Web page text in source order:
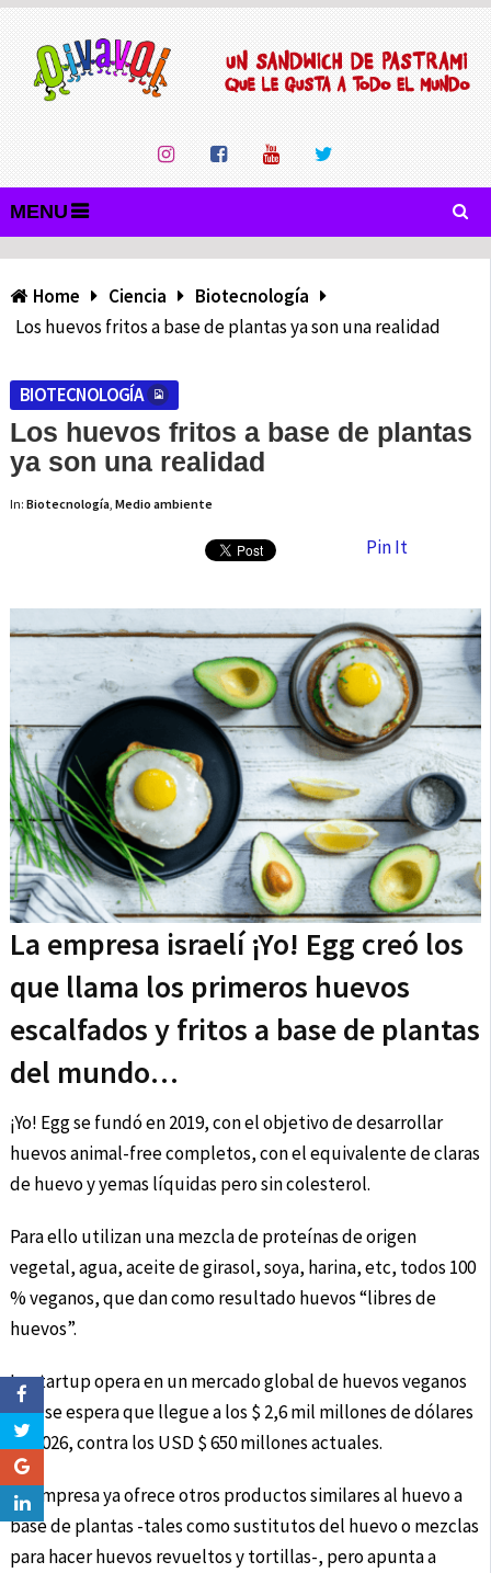
MENU
Home Ciencia
Biotecnología
Los huevos fritos a base de plantas ya son una realidad
BIOTECNOLOGÍA
Los huevos fritos a base de plantas
ya son una realidad
In: Biotecnología, Medio ambiente
Pin It
La empresa israelí ¡Yo! Egg creó los
que llama los primeros huevos
escalfados y fritos a base de plantas
del mundo…
¡Yo! Egg se fundó en 2019, con el objetivo de desarrollar
huevos animal-free completos, con el equivalente de claras
de huevo y yemas líquidas pero sin colesterol.
Para ello utilizan una mezcla de proteínas de origen
vegetal, agua, aceite de girasol, soya, harina, etc, todos 100
% veganos, que dan como resultado huevos “libres de
huevos”.
La startup opera en un mercado global de huevos veganos
que se espera que llegue a los $ 2,6 mil millones de dólares
en 2026, contra los USD $ 650 millones actuales.
La empresa ya ofrece otros productos similares al huevo a
base de plantas -tales como sustitutos del huevo o mezclas
para hacer huevos revueltos y tortillas-, pero apunta a